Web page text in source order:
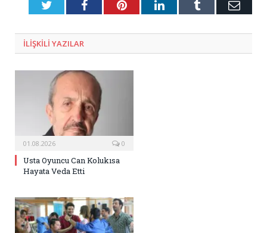
TwitterFacebookPinterestLinkedInTumblr E-
ILIŞKILI YAZILAR
01.08.2026 0
Usta Oyuncu Can Kolukısa
Hayata Veda Etti